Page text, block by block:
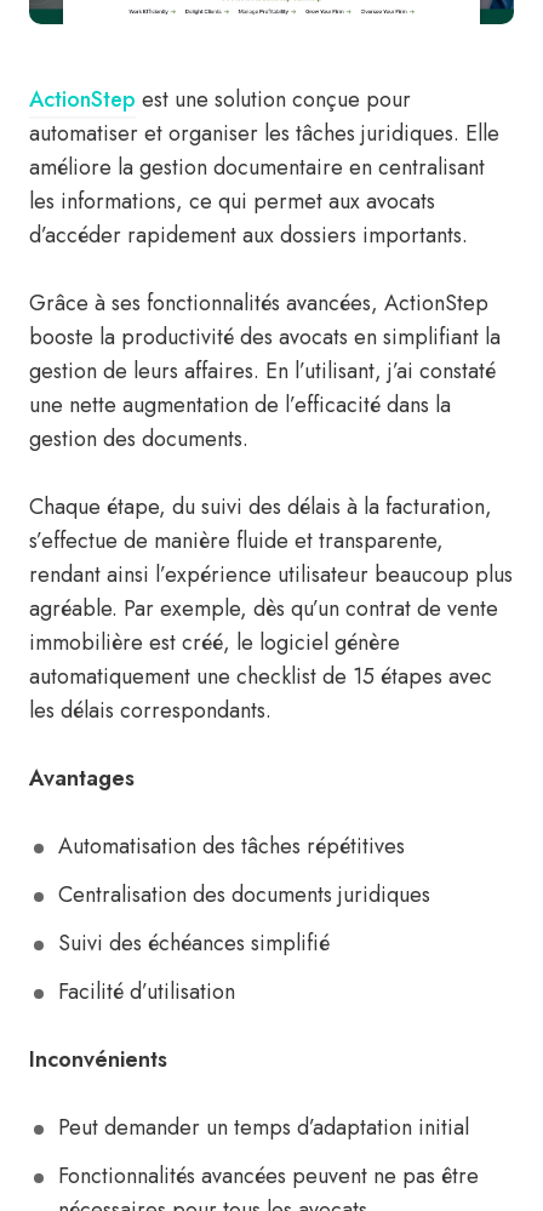
ActionStep est une solution conçue pour
automatiser et organiser les tâches juridiques. Elle
améliore la gestion documentaire en centralisant
les informations, ce qui permet aux avocats
d’accéder rapidement aux dossiers importants.
Grâce à ses fonctionnalités avancées, ActionStep
booste la productivité des avocats en simplifiant la
gestion de leurs affaires. En l’utilisant, j’ai constaté
une nette augmentation de l’efficacité dans la
gestion des documents.
Chaque étape, du suivi des délais à la facturation,
s’effectue de manière fluide et transparente,
rendant ainsi l’expérience utilisateur beaucoup plus
agréable. Par exemple, dès qu’un contrat de vente
immobilière est créé, le logiciel génère
automatiquement une checklist de 15 étapes avec
les délais correspondants.
Avantages
Automatisation des tâches répétitives
Centralisation des documents juridiques
Suivi des échéances simplifié
Facilité d’utilisation
Inconvénients
Peut demander un temps d’adaptation initial
Fonctionnalités avancées peuvent ne pas être